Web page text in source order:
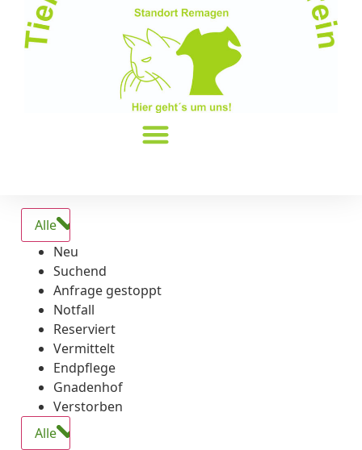
Alle
Neu
Suchend
Anfrage gestoppt
Notfall
Reserviert
Vermittelt
Endpflege
Gnadenhof
Verstorben
Alle